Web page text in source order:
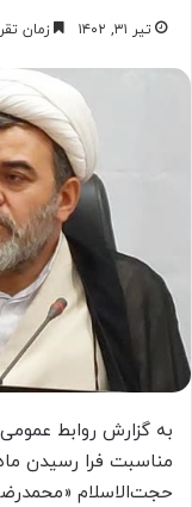
تیر ۳۱, ۱۴۰۲ زمان
به گزارش روابط
مناسبت فرا رسیدن
حجت‌الاسلام